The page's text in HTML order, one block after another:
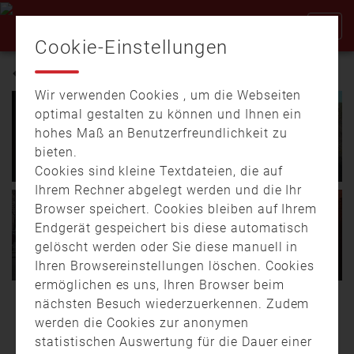
LÖSCHWASSER
01.09. 17:00
Nächtliches Inferno –
200.000 Euro Schaden bei
Scheunenbrand im
Landkreis Haßberge
Am späten Freitagabend
kam es zwischen
Prölsdorf und Falsbrunn
im Landkreis …
13.06.12:37
Flammen
Großer Feuerwehreinsatz
entlang der Bahnlinie
zwischen Weiden-
Brandweiher und …
28.02.19:33
02:30
Kältewelle: Probleme für die
Feuerwehr bei Minusgraden
Zugefrorene
Unterflurhydranten und
Löschwasser das
Gehwege und Straßen in
24.02. 19:57
02:35
München: Flammeninferno
bei Dachstuhlbrand
Unruhige Nacht in
Gegen 23 Uhr geriet am
23. februar ein …
Cookie-Einstellungen
Wir verwenden Cookies , um die Webseiten
optimal gestalten zu können und Ihnen ein
hohes Maß an Benutzerfreundlichkeit zu
bieten.
Cookies sind kleine Textdateien, die auf
Ihrem Rechner abgelegt werden und die Ihr
Browser speichert. Cookies bleiben auf Ihrem
Endgerät gespeichert bis diese automatisch
gelöscht werden oder Sie diese manuell in
Ihren Browsereinstellungen löschen. Cookies
ermöglichen es uns, Ihren Browser beim
nächsten Besuch wiederzuerkennen. Zudem
werden die Cookies zur anonymen
statistischen Auswertung für die Dauer einer